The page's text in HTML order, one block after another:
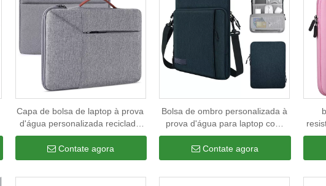
Capa de bolsa de laptop à prova
d'água personalizada reciclada
rpet bolsa de laptop portátil com
alça para homens e mulheres
Contate agora
Bolsa de ombro personalizada à
prova d'água para laptop com
bolsos bolsa de viagem rpet
reciclada para computador
portátil
Contate agora
para